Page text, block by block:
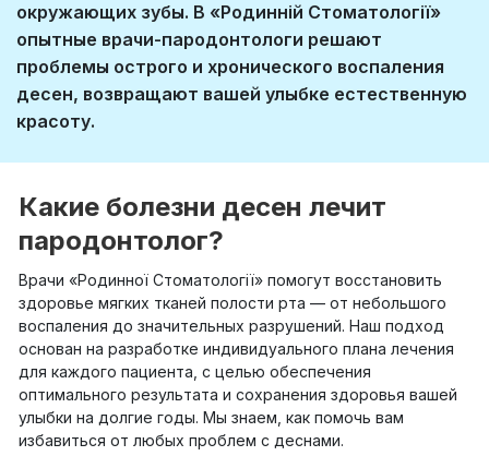
окружающих зубы. В «Родинній Стоматології»
опытные врачи-пародонтологи решают
проблемы острого и хронического воспаления
десен, возвращают вашей улыбке естественную
красоту.
Какие болезни десен лечит
пародонтолог?
Врачи «Родинної Стоматології» помогут восстановить
здоровье мягких тканей полости рта — от небольшого
воспаления до значительных разрушений. Наш подход
основан на разработке индивидуального плана лечения
для каждого пациента, с целью обеспечения
оптимального результата и сохранения здоровья вашей
улыбки на долгие годы. Мы знаем, как помочь вам
избавиться от любых проблем с деснами.